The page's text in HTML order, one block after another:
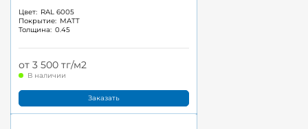
Цвет: RAL 6005
Покрытие: MATT
Толщина: 0.45
от 3 500 тг/м2
В наличии
Заказать